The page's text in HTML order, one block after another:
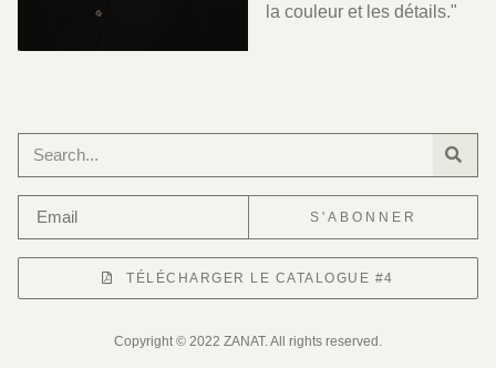
la couleur et les détails."
TÉLÉCHARGER LE CATALOGUE #4
S'ABONNER
Copyright © 2022 ZANAT. All rights reserved.